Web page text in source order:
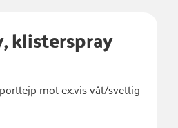
klisterspray
mot ex.vis våt/svettig